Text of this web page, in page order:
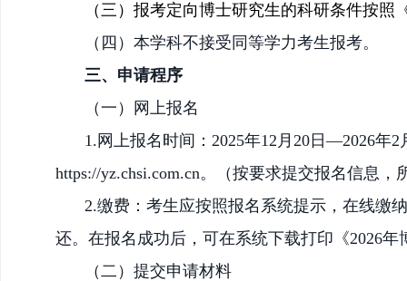
（三） 报考定向博士研究生的科研条件按照
（四） 本学科不接受同等学力考生报考。
三、申请程序
（一）网上报名
1.网上报名时间 ： 2025年12月20日—2026年
https://yz.chsi.com.cn。（按要求提交报名信息
2.缴费：考生应按照报名系统提示，在线缴
还。在报名成功后，可在系统下载打印《2026
（二）提交申请材料